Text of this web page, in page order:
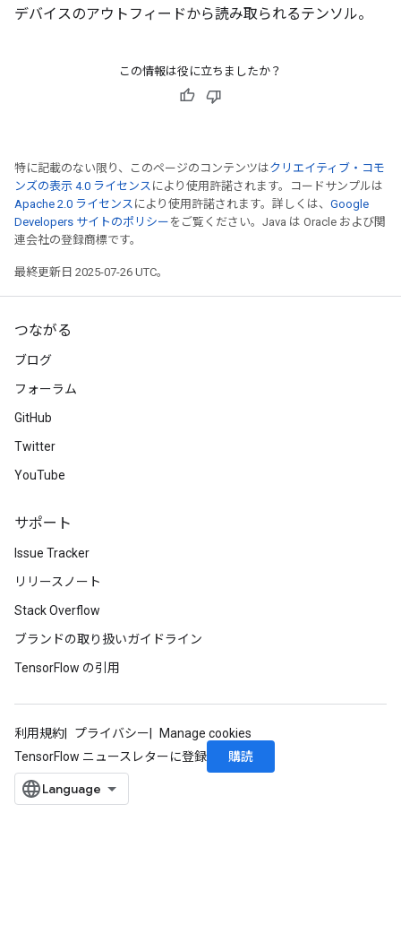
デバイスのアウトフィードから読み取られるテンソル。
この情報は役に立ちましたか？
特に記載のない限り、このページのコンテンツはクリエイティブ・コモ
ンズの表示 4.0 ライセンス により使用許諾されます。コードサンプルは
Apache 2.0 ライセンス により使用許諾されます。詳しくは、 Google
Developers サイトのポリシー をご覧ください。Java は Oracle および関
連会社の登録商標です。
最終更新日 2025-07-26 UTC。
つながる
ブログ
フォーラム
GitHub
Twitter
YouTube
サポート
Issue Tracker
リリースノート
Stack Overflow
ブランドの取り扱いガイドライン
TensorFlow の引用
利用規約 プライバシー
Manage cookies
TensorFlow ニュースレターに登録
購読